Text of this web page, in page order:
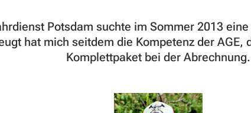
Potsdam suchte im Sommer 2013
hat mich seitdem die Kompetenz der
Komplettpaket bei der Abrechnung.